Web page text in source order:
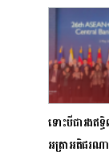
ទោះបីជារងឥទ្
អត្រាអតិផរណ